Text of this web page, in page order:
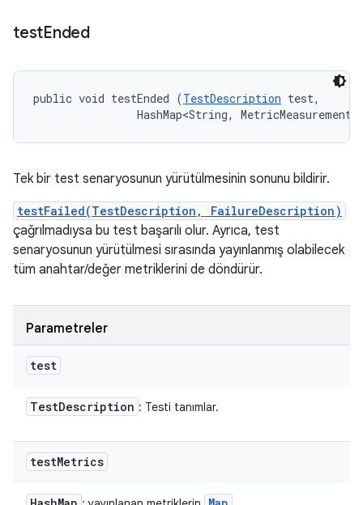
testEnded
public void testEnded (TestDescription test,
HashMap<String,
Tek bir test senaryosunun yürütülmesinin sonunu bildirir.
testFailed(TestDescription, FailureDescription)
çağrılmadıysa bu test başarılı olur. Ayrıca, test
senaryosunun yürütülmesi sırasında yayınlanmış olabilecek
tüm anahtar/değer metriklerini de döndürür.
Parametreler
test
TestDescription : Testi tanımlar.
testMetrics